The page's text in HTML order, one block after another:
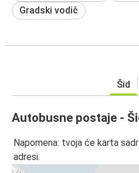
Gradski vodič
Šid
Autobusne postaje -
Napomena: tvoja će karta
adresi.